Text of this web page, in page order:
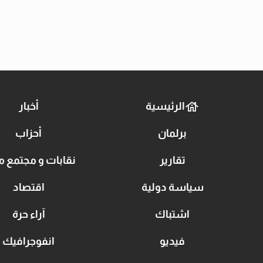
الرئيسية أخبار
برلمان أحزاب
تقارير نقابات و مجتمع
سياسة دولية اقتصاد
اشتباك آراء حرة
فيديو انفوجرافيك